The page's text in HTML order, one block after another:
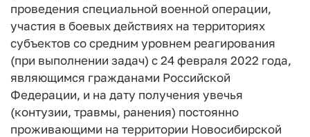
проведения специальной военной операции,
участия в боевых действиях на территориях
субъектов со средним уровнем реагирования
(при выполнении задач) с 24 февраля 2022 года,
являющимся гражданами Российской
Федерации, и на дату получения увечья
(контузии, травмы, ранения) постоянно
проживающими на территории Новосибирской